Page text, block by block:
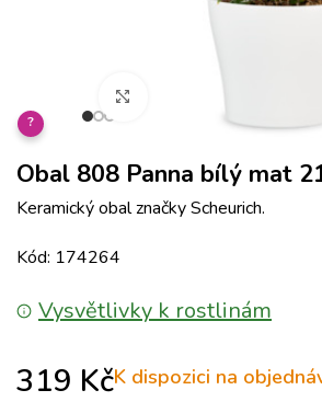
?
Obal 808 Panna bílý mat
Keramický obal značky Scheurich.
Kód: 174264
Vysvětlivky k rostlinám
319 KčK dispozici na